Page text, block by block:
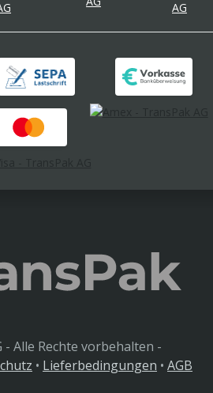
Alle Rechte vorbehalten -
• Lieferbedingungen • AGB